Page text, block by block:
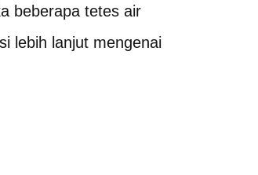
beberapa tetes air
lebih lanjut mengenai